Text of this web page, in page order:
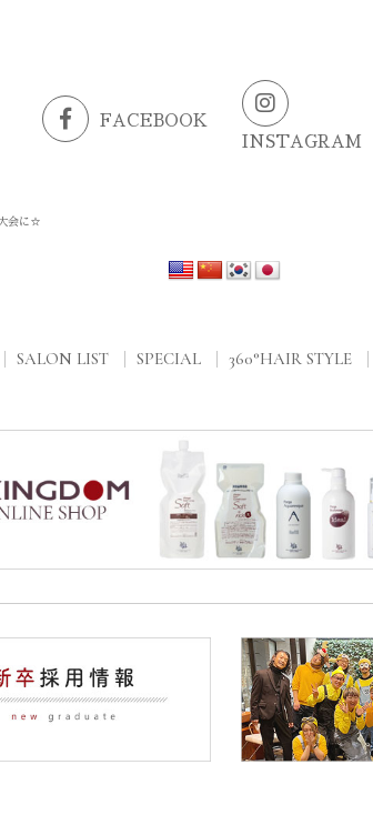
FACEBOOK
INSTAGRAM
会に☆
SALON LIST SPECIAL 360°HAIR STYLE